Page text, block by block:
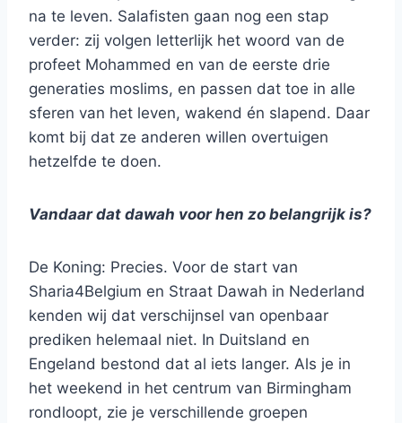
na te leven. Salafisten gaan nog een stap
verder: zij volgen letterlijk het woord van de
profeet Mohammed en van de eerste drie
generaties moslims, en passen dat toe in alle
sferen van het leven, wakend én slapend. Daar
komt bij dat ze anderen willen overtuigen
hetzelfde te doen.
Vandaar dat dawah voor hen zo belangrijk is?
De Koning: Precies. Voor de start van
Sharia4Belgium en Straat Dawah in Nederland
kenden wij dat verschijnsel van openbaar
prediken helemaal niet. In Duitsland en
Engeland bestond dat al iets langer. Als je in
het weekend in het centrum van Birmingham
rondloopt, zie je verschillende groepen